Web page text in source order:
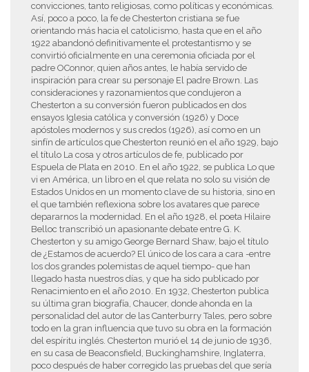
convicciones, tanto religiosas, como políticas y económicas.
Así, poco a poco, la fe de Chesterton cristiana se fue
orientando más hacia el catolicismo, hasta que en el año
1922 abandonó definitivamente el protestantismo y se
convirtió oficialmente en una ceremonia oficiada por el
padre OConnor, quien años antes, le había servido de
inspiración para crear su personaje El padre Brown. Las
consideraciones y razonamientos que condujeron a
Chesterton a su conversión fueron publicados en dos
ensayos Iglesia católica y conversión (1926) y Doce
apóstoles modernos y sus credos (1926), así como en un
sinfín de artículos que Chesterton reunió en el año 1929, bajo
el título La cosa y otros artículos de fe, publicado por
Espuela de Plata en 2010. En el año 1922, se publica Lo que
vi en América, un libro en el que relata no solo su visión de
Estados Unidos en un momento clave de su historia, sino en
el que también reflexiona sobre los avatares que parece
depararnos la modernidad. En el año 1928, el poeta Hilaire
Belloc transcribió un apasionante debate entre G. K.
Chesterton y su amigo George Bernard Shaw, bajo el título
de ¿Estamos de acuerdo? El único de los cara a cara -entre
los dos grandes polemistas de aquel tiempo- que han
llegado hasta nuestros días, y que ha sido publicado por
Renacimiento en el año 2010. En 1932, Chesterton publica
su última gran biografía, Chaucer, donde ahonda en la
personalidad del autor de las Canterburry Tales, pero sobre
todo en la gran influencia que tuvo su obra en la formación
del espíritu inglés. Chesterton murió el 14 de junio de 1936,
en su casa de Beaconsfield, Buckinghamshire, Inglaterra,
poco después de haber corregido las pruebas del que sería